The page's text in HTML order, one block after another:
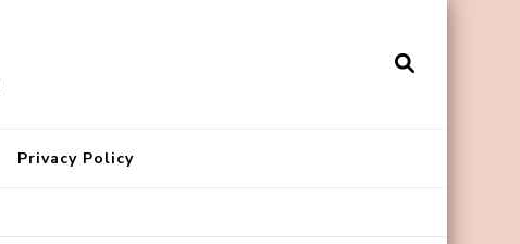
Privacy Policy